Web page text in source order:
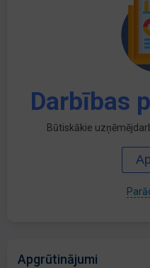
Darbības
Būtiskākie
Apgrūtinājumi